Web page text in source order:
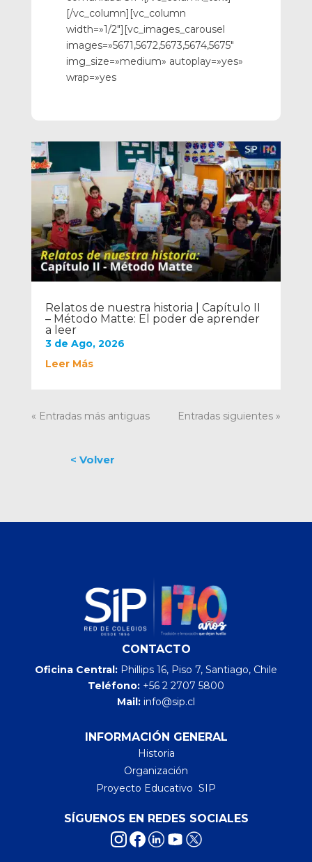
Relatos de nuestra historia | Capítulo II
– Método Matte: El poder de aprender
a leer
3 de Ago, 2026
Leer Más
« Entradas más antiguas Entradas siguientes »
[/vc_column][vc_column
width=»1/2″][vc_images_carousel
images=»5671,5672,5673,5674,5675″
img_size=»medium» autoplay=»yes»
wrap=»yes
CONTACTO
Oficina Central: Phillips 16, Piso 7, Santiago, Chile
Teléfono: +56 2 2707 5800
Mail: info@sip.cl
INFORMACIÓN GENERAL
Historia
Organización
Proyecto Educativo SIP
SÍGUENOS EN REDES SOCIALES